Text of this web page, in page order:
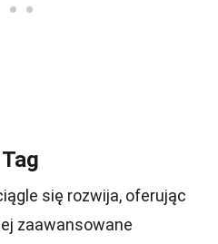
się rozwija, oferując
zaawansowane